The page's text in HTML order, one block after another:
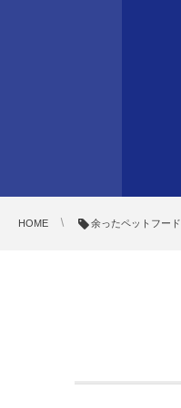
HOME 余ったペットフード